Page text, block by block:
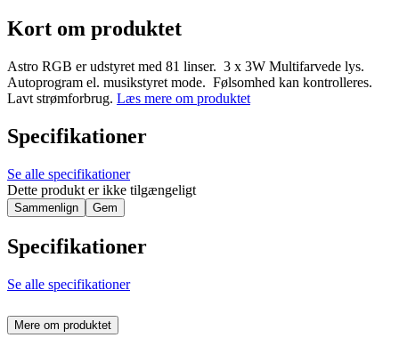
Kort om produktet
Astro RGB er udstyret med 81 linser. 3 x 3W Multifarvede lys.
Autoprogram el. musikstyret mode. Følsomhed kan kontrolleres.
Lavt strømforbrug. Læs mere om produktet
Specifikationer
Se alle specifikationer
Dette produkt er ikke tilgængeligt
Sammenlign Gem
Specifikationer
Se alle specifikationer
Mere om produktet